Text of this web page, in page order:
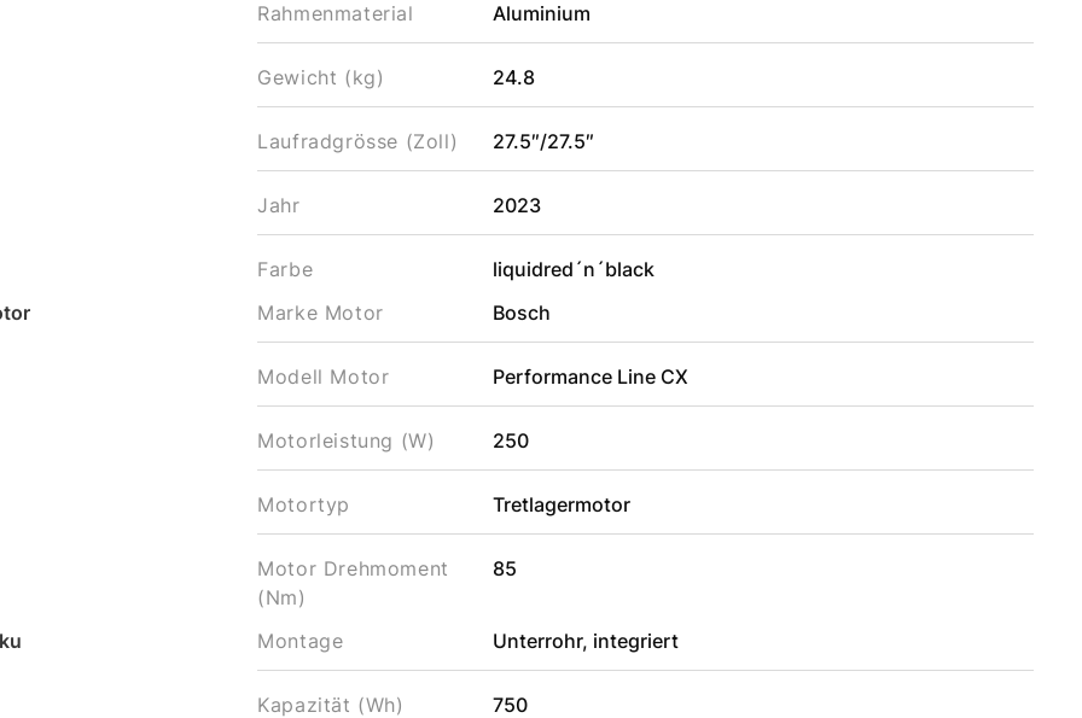
Rahmenmaterial Aluminium
Gewicht (kg) 24.8
Laufradgrösse (Zoll) 27.5″/27.5″
Jahr 2023
Farbe
liquidred´n´black
Marke Motor Bosch
Modell Motor Performance Line CX
Motorleistung (W) 250
Motortyp Tretlagermotor
Motor Drehmoment
(Nm)
85
Montage Unterrohr, integriert
Kapazität (Wh) 750